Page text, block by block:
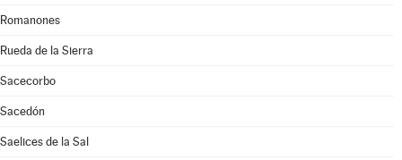
Romanones
Rueda de la Sierra
Sacecorbo
Sacedón
Saelices de la Sal